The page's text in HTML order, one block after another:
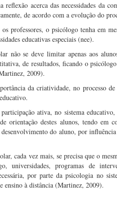
acerca das necessidades da
de acordo com a evolução do
professores, o psicólogo tenha em
educativas especiais (nee).
não se deve limitar apenas aos
de resultados, ficando o
2009).
da criatividade, no processo
ativa, no sistema educativo,
orientação destes alunos, tendo em
do aluno, por
cada vez mais, se precisa que o
universidades, programas de
por parte da psicologia no
ensino à distância (Martinez, 2009).